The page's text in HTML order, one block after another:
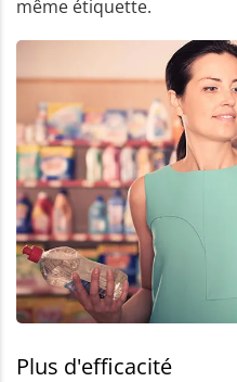
même étiquette.
Plus d'efficacité